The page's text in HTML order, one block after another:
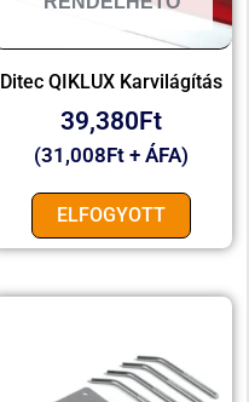
Ditec QIKLUX Karvilágítás
39,380Ft
(31,008Ft + ÁFA)
ELFOGYOTT